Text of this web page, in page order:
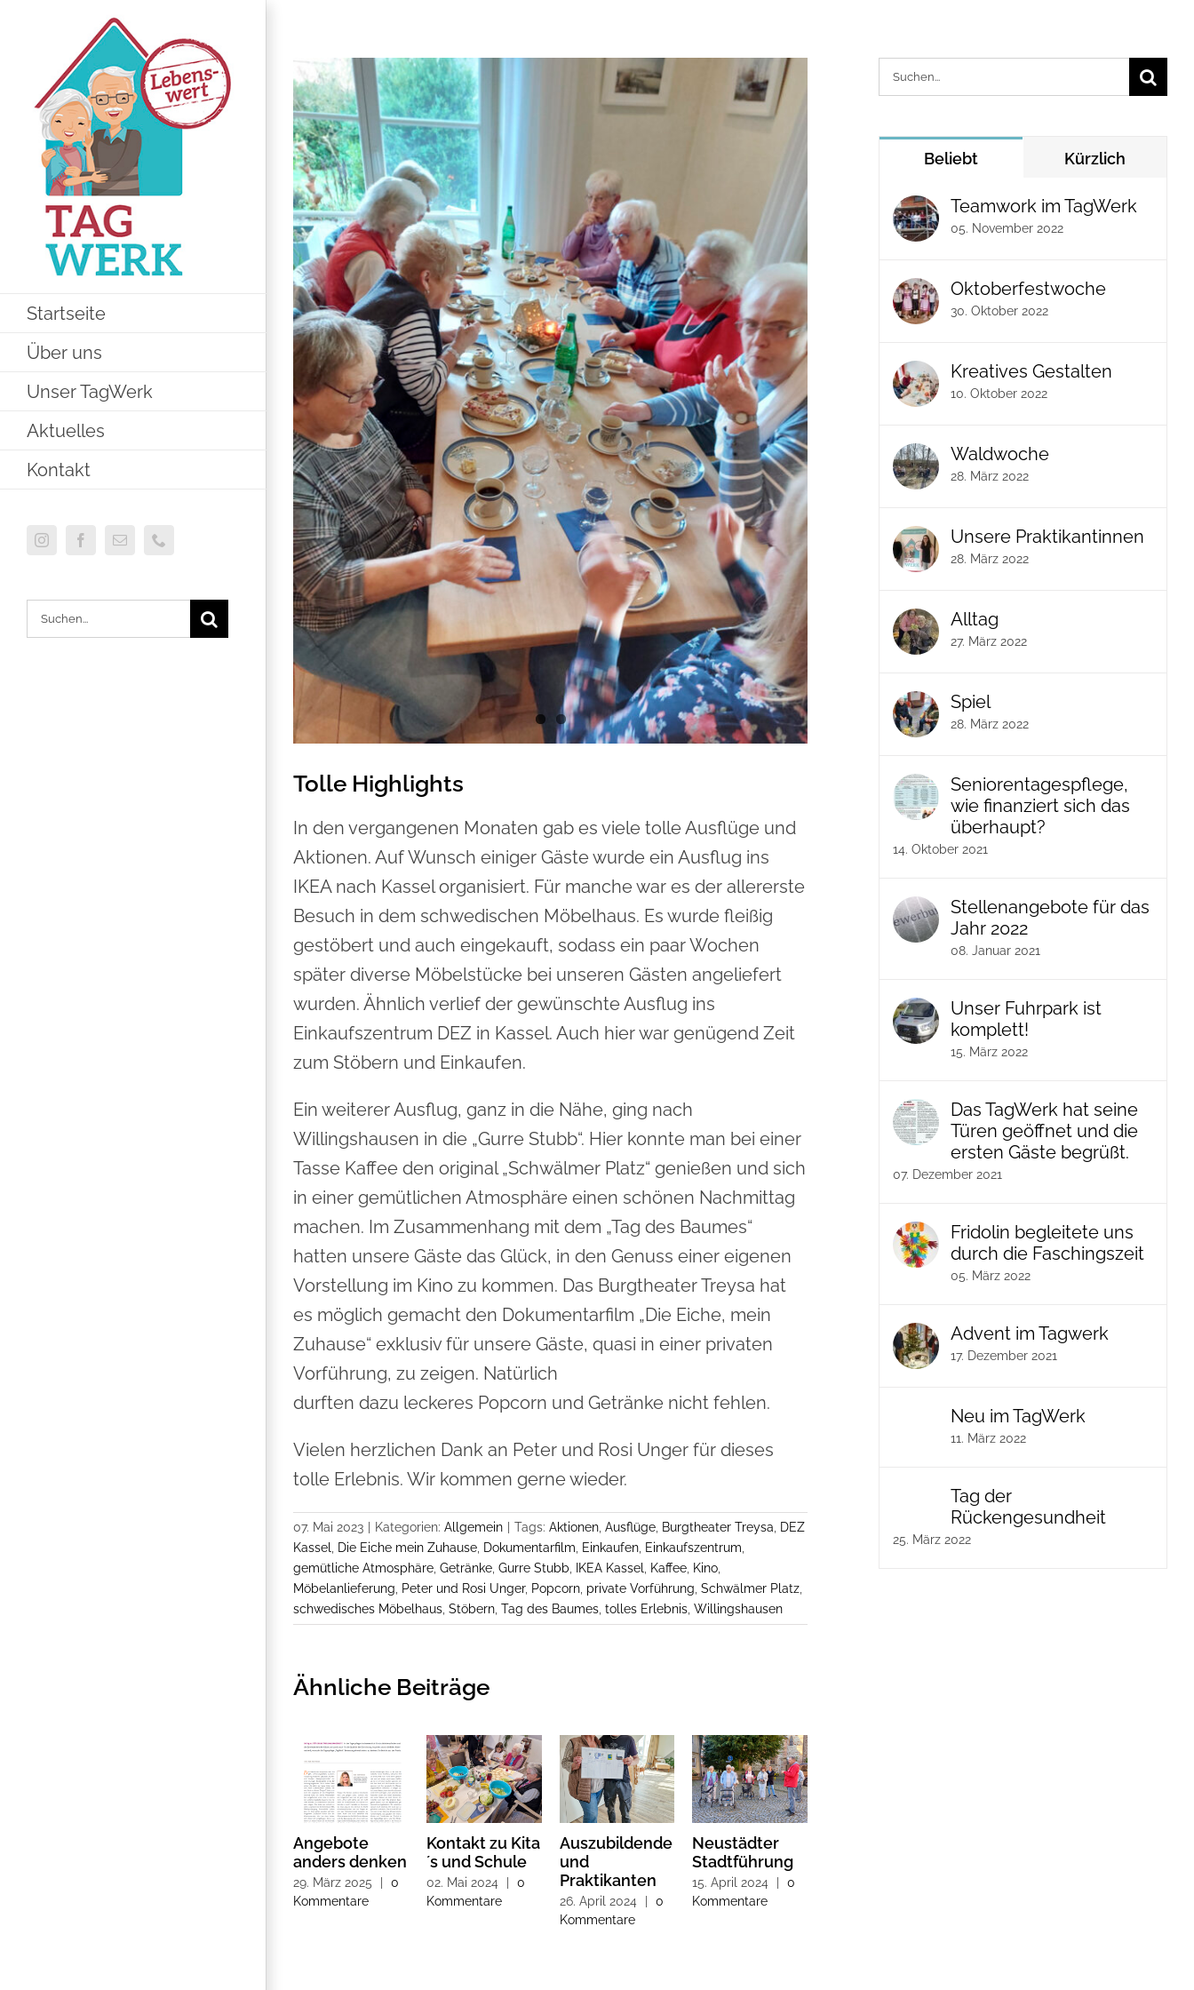
springen
Startseite
Über uns
Unser TagWerk
Aktuelles
Kontakt
InstagramFacebook
E-
Telefon
Suche
nach:
Zeige
grösseres
Bild
Tolle Highlights
In den vergangenen Monaten gab es viele tolle Ausflüge und
Aktionen. Auf Wunsch einiger Gäste wurde ein Ausflug ins
IKEA nach Kassel organisiert. Für manche war es der allererste
Besuch in dem schwedischen Möbelhaus. Es wurde fleißig
gestöbert und auch eingekauft, sodass ein paar Wochen
später diverse Möbelstücke bei unseren Gästen angeliefert
wurden. Ähnlich verlief der gewünschte Ausflug ins
Einkaufszentrum DEZ in Kassel. Auch hier war genügend Zeit
zum Stöbern und Einkaufen.
Ein weiterer Ausflug, ganz in die Nähe, ging nach
Willingshausen in die „Gurre Stubb“. Hier konnte man bei einer
Tasse Kaffee den original „Schwälmer Platz“ genießen und sich
in einer gemütlichen Atmosphäre einen schönen Nachmittag
machen. Im Zusammenhang mit dem „Tag des Baumes“
hatten unsere Gäste das Glück, in den Genuss einer eigenen
Vorstellung im Kino zu kommen. Das Burgtheater Treysa hat
es möglich gemacht den Dokumentarfilm „Die Eiche, mein
Zuhause“ exklusiv für unsere Gäste, quasi in einer privaten
Vorführung, zu zeigen. Natürlich
durften dazu leckeres Popcorn und Getränke nicht fehlen.
Vielen herzlichen Dank an Peter und Rosi Unger für dieses
tolle Erlebnis. Wir kommen gerne wieder.
07. Mai 2023 Kategorien: Allgemein Tags: Aktionen Ausflüge Burgtheater Treysa
DEZ
Kassel
Die Eiche mein Zuhause Dokumentarfilm Einkaufen Einkaufszentrum
gemütliche Atmosphäre Getränke Gurre Stubb IKEA Kassel Kaffee Kino
Möbelanlieferung
Peter und Rosi Unger, Popcorn private Vorführung Schwälmer Platz
schwedisches Möbelhaus Stöbern Tag des Baumes tolles Erlebnis Willingshausen
Ähnliche Beiträge
Angebote
anders denken
29. März 2025
0
Kommentare
Kontakt zu Kita
´s und Schule
02. Mai 2024
0
Kommentare
Auszubildende
und
Praktikanten
26. April 2024
0
Kommentare
Neustädter
Stadtführung
15. April 2024
0
Kommentare
Suche
nach:
Beliebt Kürzlich
Teamwork im TagWerk
05. November 2022
Oktoberfestwoche
30. Oktober 2022
Kreatives Gestalten
10. Oktober 2022
Waldwoche
28. März 2022
Unsere Praktikantinnen
28. März 2022
Alltag
27. März 2022
Spiel
28. März 2022
Seniorentagespflege,
wie finanziert sich das
überhaupt?
14. Oktober 2021
Stellenangebote für das
Jahr 2022
08. Januar 2021
Unser Fuhrpark ist
komplett!
15. März 2022
Das TagWerk hat seine
Türen geöffnet und die
ersten Gäste begrüßt.
07. Dezember 2021
Fridolin begleitete uns
durch die Faschingszeit
05. März 2022
Advent im Tagwerk
17. Dezember 2021
Neu im TagWerk
11. März 2022
Tag der
Rückengesundheit
25. März 2022